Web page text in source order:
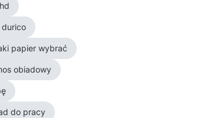
durico
papier wybrać
obiadowy
do pracy